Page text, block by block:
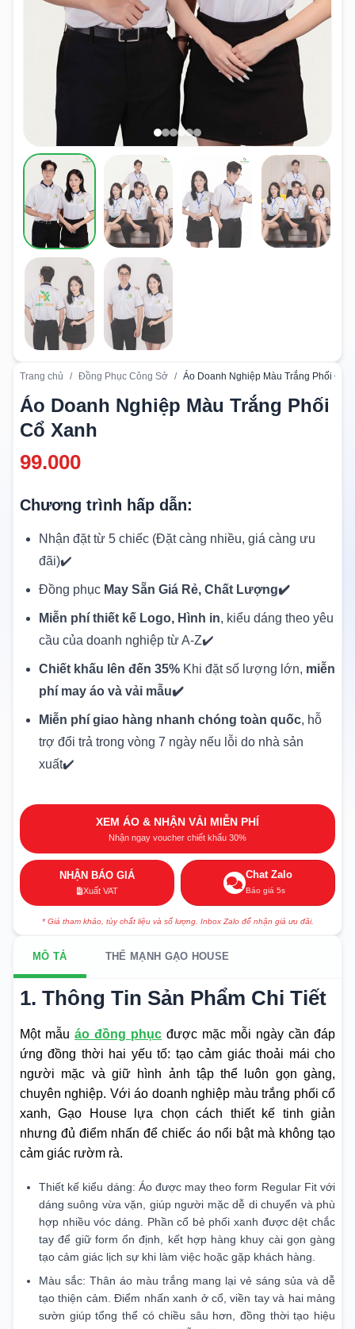
Trang chủ / Đồng Phục Công Sở / Áo Doanh Nghiệp Màu Trắng Phối Cổ
Áo Doanh Nghiệp Màu Trắng Phối
Cổ Xanh
99.000
Chương trình hấp dẫn:
Nhận đặt từ 5 chiếc (Đặt càng nhiều, giá càng ưu
đãi)✔️
Đồng phục May Sẵn Giá Rẻ, Chất Lượng✔️
Miễn phí thiết kế Logo, Hình in, kiểu dáng theo yêu
cầu của doanh nghiệp từ A-Z✔️
Chiết khấu lên đến 35% Khi đặt số lượng lớn, miễn
phí may áo và vải mẫu✔️
Miễn phí giao hàng nhanh chóng toàn quốc, hỗ
trợ đổi trả trong vòng 7 ngày nếu lỗi do nhà sản
xuất✔️
XEM ÁO & NHẬN VẢI MIỄN PHÍ
Nhận ngay voucher chiết khấu 30%
NHẬN BÁO GIÁ
Xuất VAT
Chat Zalo
Báo giá 5s
* Giá tham khảo, tùy chất liệu và số lượng. Inbox Zalo để nhận giá ưu đãi.
MÔ TẢ THẾ MẠNH GẠO HOUSE
1. Thông Tin Sản Phẩm Chi Tiết
Một mẫu áo đồng phục được mặc mỗi ngày cần đáp
ứng đồng thời hai yếu tố: tạo cảm giác thoải mái cho
người mặc và giữ hình ảnh tập thể luôn gọn gàng,
chuyên nghiệp. Với áo doanh nghiệp màu trắng phối cổ
xanh, Gạo House lựa chọn cách thiết kế tinh giản
nhưng đủ điểm nhấn để chiếc áo nổi bật mà không tạo
cảm giác rườm rà.
Thiết kế kiểu dáng: Áo được may theo form Regular Fit với
dáng suông vừa vặn, giúp người mặc dễ di chuyển và phù
hợp nhiều vóc dáng. Phần cổ bẻ phối xanh được dệt chắc
tay để giữ form ổn định, kết hợp hàng khuy cài gọn gàng
tạo cảm giác lịch sự khi làm việc hoặc gặp khách hàng.
Màu sắc: Thân áo màu trắng mang lại vẻ sáng sủa và dễ
tạo thiện cảm. Điểm nhấn xanh ở cổ, viền tay và hai mảng
sườn giúp tổng thể có chiều sâu hơn, đồng thời tạo hiệu